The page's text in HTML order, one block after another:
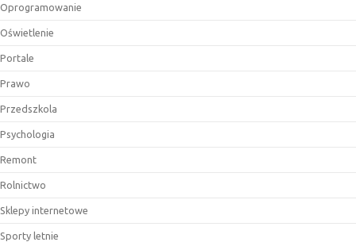
Oprogramowanie
Oświetlenie
Portale
Prawo
Przedszkola
Psychologia
Remont
Rolnictwo
Sklepy internetowe
Sporty letnie